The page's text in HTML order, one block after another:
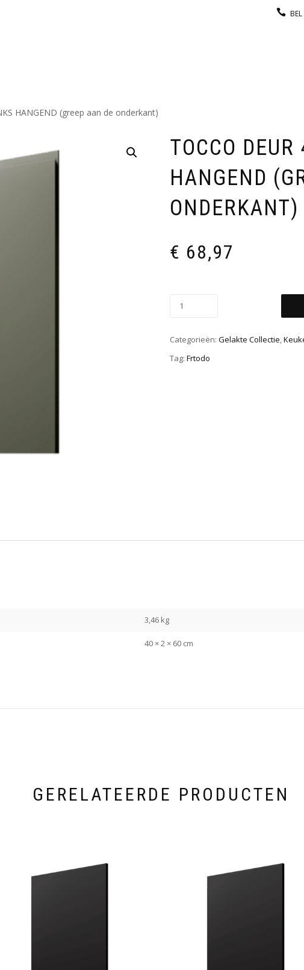
HANGEND (greep aan de onderkant)
TOCCO
HANGEND
ONDERKANT)
€ 68,97
Categorieën: Gelakte Collectie,
Tag: Frtodo
3,46 kg
40 × 2 × 60 cm
GERELATEERDE PRODUCTEN